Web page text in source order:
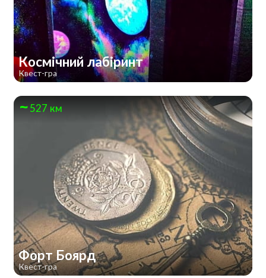
Космічний лабіринт
Квест-гра
527 км
Форт Боярд
Квест-гра